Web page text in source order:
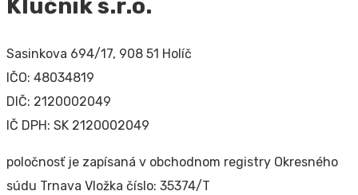
Klúčnik s.r.o.
Sasinkova 694/17, 908 51 Holíč
IČO: 48034819
DIČ: 2120002049
IČ DPH: SK 2120002049
poločnosť je zapísaná v obchodnom registry Okresného
súdu Trnava Vložka číslo: 35374/T